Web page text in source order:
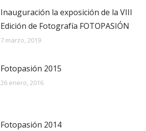
Inauguración la exposición de la VIII
Edición de Fotografía FOTOPASIÓN
7 marzo, 2019
Fotopasión 2015
26 enero, 2016
Fotopasión 2014